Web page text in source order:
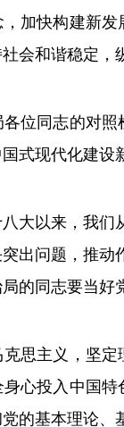
加快构建新
会和谐稳定，
同志的对照
式现代化建设
以来，我们从
出问题，推动
的同志要当好
主义，坚定
心投入中国
的基本理论、